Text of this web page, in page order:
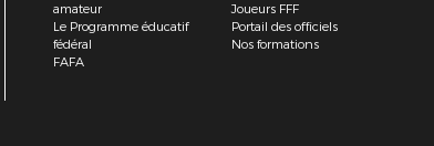
amateur
Le Programme éducatif
fédéral
FAFA
Joueurs FFF
Portail des officiels
Nos formations